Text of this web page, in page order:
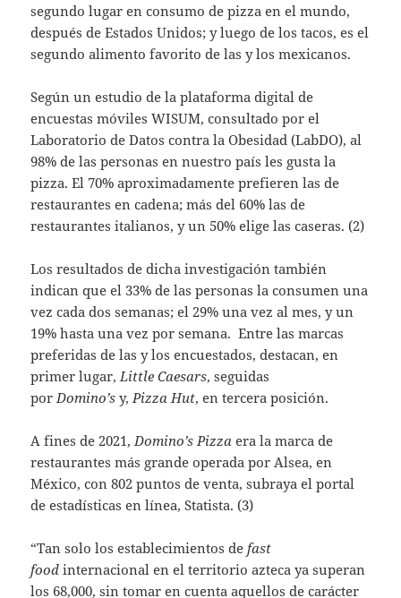
segundo lugar en consumo de pizza en el mundo,
después de Estados Unidos; y luego de los tacos, es el
segundo alimento favorito de las y los mexicanos.
Según un estudio de la plataforma digital de
encuestas móviles WISUM, consultado por el
Laboratorio de Datos contra la Obesidad (LabDO), al
98% de las personas en nuestro país les gusta la
pizza. El 70% aproximadamente prefieren las de
restaurantes en cadena; más del 60% las de
restaurantes italianos, y un 50% elige las caseras. (2)
Los resultados de dicha investigación también
indican que el 33% de las personas la consumen una
vez cada dos semanas; el 29% una vez al mes, y un
19% hasta una vez por semana. Entre las marcas
preferidas de las y los encuestados, destacan, en
primer lugar,Little Caesars, seguidas
porDomino’s y,Pizza Hut, en tercera posición.
A fines de 2021,Domino’s Pizza era la marca de
restaurantes más grande operada por Alsea, en
México, con 802 puntos de venta, subraya el portal
de estadísticas en línea, Statista. (3)
“Tan solo los establecimientos defast
food internacional en el territorio azteca ya superan
los 68,000, sin tomar en cuenta aquellos de carácter